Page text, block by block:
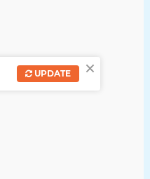
×
UPDATE